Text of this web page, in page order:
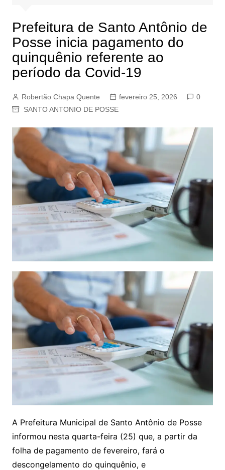
Prefeitura de Santo Antônio de
Posse inicia pagamento do
quinquênio referente ao
período da Covid-19
Robertão Chapa Quente fevereiro 25, 2026
0
SANTO ANTONIO DE POSSE
A Prefeitura Municipal de Santo Antônio de Posse
informou nesta quarta-feira (25) que, a partir da
folha de pagamento de fevereiro, fará o
descongelamento do quinquênio, e